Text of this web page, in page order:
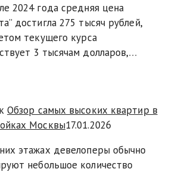
2024 года средняя цена
достигла 275 тысяч рублей,
текущего курса
3 тысячам долларов,…
Обзор самых высоких квартир в
Москвы17.01.2026
этажах девелоперы обычно
небольшое количество